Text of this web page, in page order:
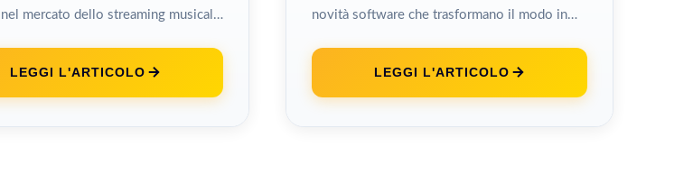
mercato dello streaming musicale
LEGGI L'ARTICOLO
novità software che trasformano il modo in
LEGGI L'ARTICOLO